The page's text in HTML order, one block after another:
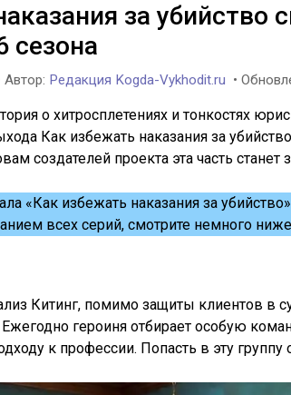
за убийство
сезона
Автор: Редакция Kogda-Vykhodit.ru •
о хитросплетениях и тонкостях
Как избежать наказания за
создателей проекта эта часть
«Как избежать наказания за
всех серий, смотрите немного
Китинг, помимо защиты клиентов в
героиня отбирает особую
к профессии. Попасть в эту группу